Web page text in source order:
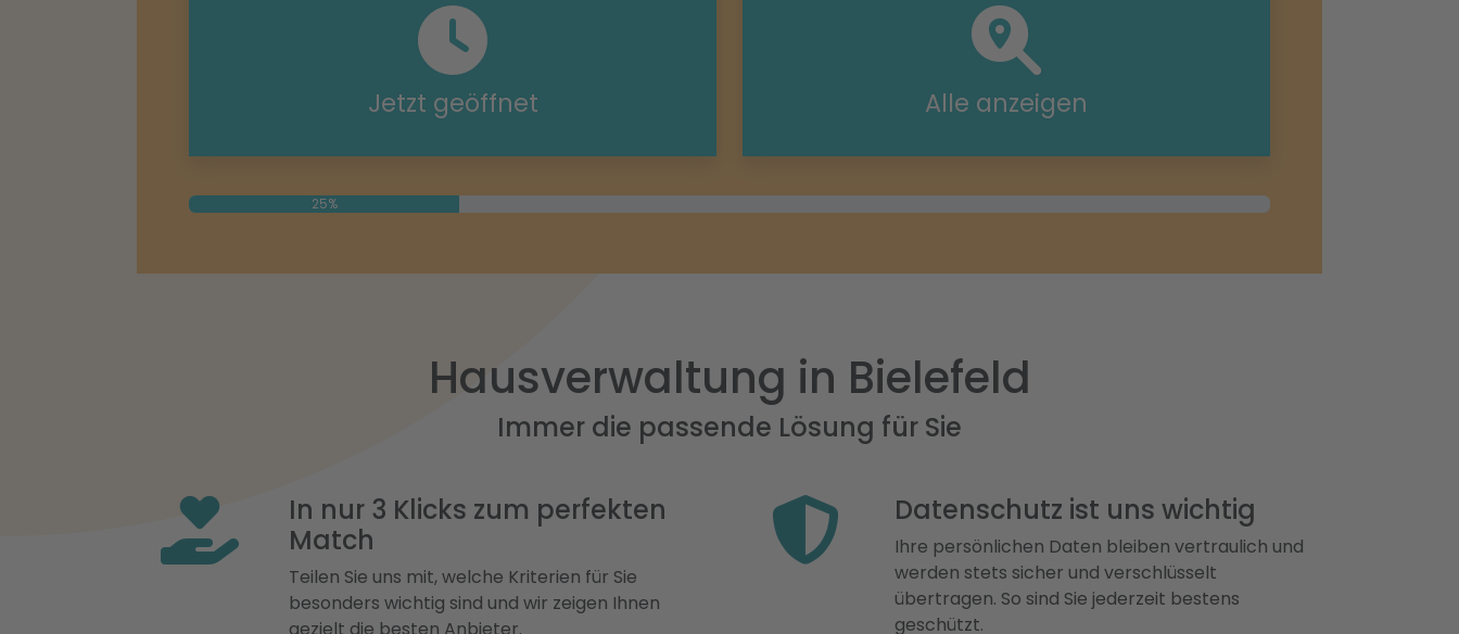
Jetzt geöffnet Alle anzeigen
25%
Hausverwaltung in Bielefeld
Immer die passende Lösung für Sie
In nur 3 Klicks zum perfekten
Match
Teilen Sie uns mit, welche Kriterien für Sie
besonders wichtig sind und wir zeigen Ihnen
Datenschutz ist uns wichtig
Ihre persönlichen Daten bleiben vertraulich und
werden stets sicher und verschlüsselt
übertragen. So sind Sie jederzeit bestens
geschützt.